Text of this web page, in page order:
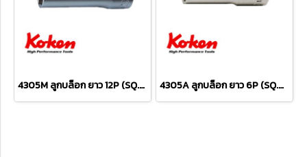
4305M ลูกบล็อก ยาว 12P (SQ.DR.1/2") Deep Sockets 4305A ลูกบล็อก ยาว 6P (SQ.DR.1/2") Deep Sockets